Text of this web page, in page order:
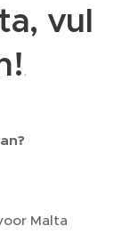
vul
.
Malta